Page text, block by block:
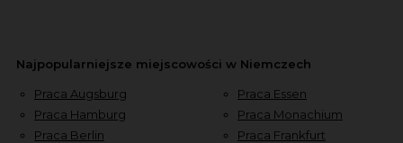
Najpopularniejsze miejscowości w Niemczech
Praca Augsburg
Praca Hamburg
Praca Berlin
Praca Essen
Praca Monachium
Praca Frankfurt